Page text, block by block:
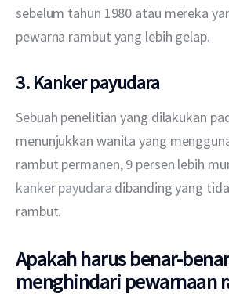
sebelum tahun 1980 atau mereka
pewarna rambut yang lebih gelap.
3. Kanker payudara
Sebuah penelitian yang dilakukan
menunjukkan wanita yang
rambut permanen, 9 persen lebih
kanker payudara dibanding yang
rambut.
Apakah harus benar-benar
menghindari pewarnaan